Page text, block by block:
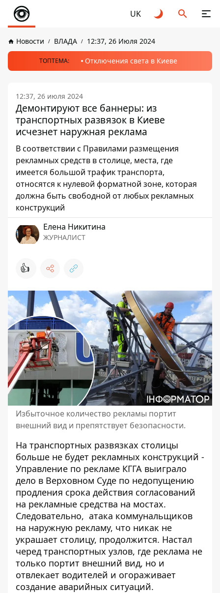
UK
Новости ВЛАДА 12:37, 26 Июля 2024
ТОПТЕМА: Отключения света в Киеве
12:37, 26 июля 2024
Демонтируют все баннеры: из
транспортных развязок в Киеве
исчезнет наружная реклама
В соответствии с Правилами размещения
рекламных средств в столице, места, где
имеется большой трафик транспорта,
относятся к нулевой форматной зоне, которая
должна быть свободной от любых рекламных
конструкций
Елена Никитина
ЖУРНАЛИСТ
👍
Избыточное количество рекламы портит
внешний вид и препятствует безопасности.
На транспортных развязках столицы
больше не будет рекламных конструкций -
Управление по рекламе КГГА выиграло
дело в Верховном Суде по недопущению
продления срока действия согласований
на рекламные средства на мостах.
Следовательно, атака коммунальщиков
на наружную рекламу, что никак не
украшает столицу, продолжится. Настал
черед транспортных узлов, где реклама не
только портит внешний вид, но и
отвлекает водителей и огораживает
создание аварийных ситуаций.